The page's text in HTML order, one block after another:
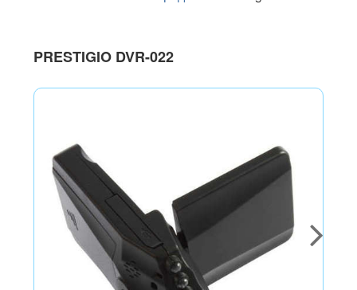
PRESTIGIO DVR-022